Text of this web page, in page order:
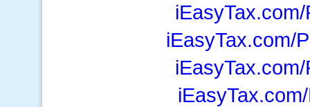
iEasyTax.com/